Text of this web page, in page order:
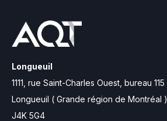
Longueuil
1111, rue Saint-Charles Ouest, bureau 115
Longueuil ( Grande région de Montréal )
J4K 5G4